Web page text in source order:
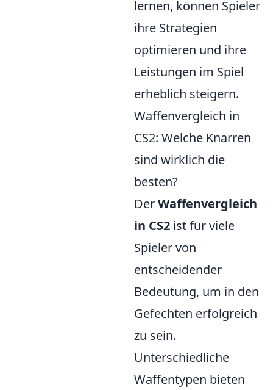
lernen, können Spieler
ihre Strategien
optimieren und ihre
Leistungen im Spiel
erheblich steigern.
Waffenvergleich in
CS2: Welche Knarren
sind wirklich die
besten?
DerWaffenvergleich
in CS2 ist für viele
Spieler von
entscheidender
Bedeutung, um in den
Gefechten erfolgreich
zu sein.
Unterschiedliche
Waffentypen bieten